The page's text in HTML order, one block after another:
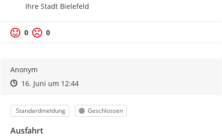
Ihre Stadt Bielefeld
0 0
Anonym
Zeitpunkt des Erstellens
Zeitpunkt des Erstellens
16. Juni um 12:44Zur Äußerung
Kategorie
Standardmeldung Status
Geschlossen
Ausfahrt